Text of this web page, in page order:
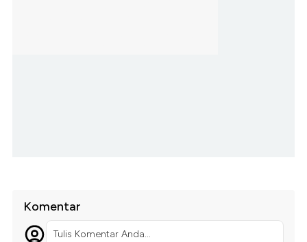
Komentar
Tulis Komentar Anda...